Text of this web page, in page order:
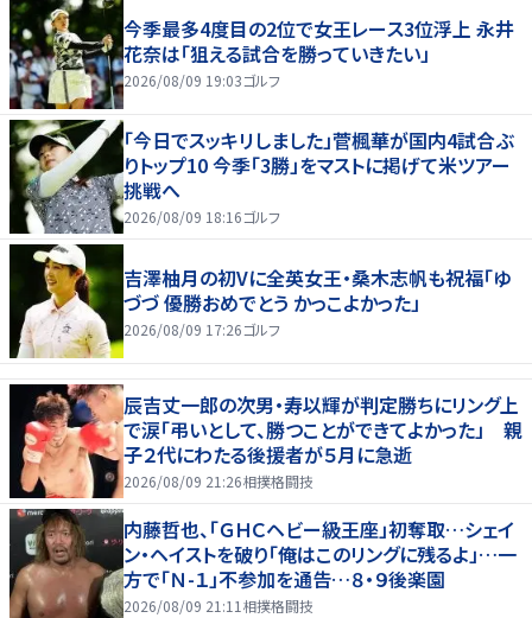
今季最多4度目の2位で女王レース3位浮上 永井
花奈は「狙える試合を勝っていきたい」
2026/08/09 19:03ゴルフ
「今日でスッキリしました」菅楓華が国内4試合ぶ
りトップ10 今季「3勝」をマストに掲げて米ツアー
挑戦へ
2026/08/09 18:16ゴルフ
吉澤柚月の初Vに全英女王・桑木志帆も祝福「ゆ
づづ 優勝おめでとう かっこよかった」
2026/08/09 17:26ゴルフ
辰吉丈一郎の次男・寿以輝が判定勝ちにリング上
で涙「弔いとして、勝つことができてよかった」 親
子２代にわたる後援者が５月に急逝
2026/08/09 21:26相撲格闘技
内藤哲也、「ＧＨＣヘビー級王座」初奪取…シェイ
ン・ヘイストを破り「俺はこのリングに残るよ」…一
方で「Ｎ-１」不参加を通告…８・９後楽園
2026/08/09 21:11 相撲格闘技